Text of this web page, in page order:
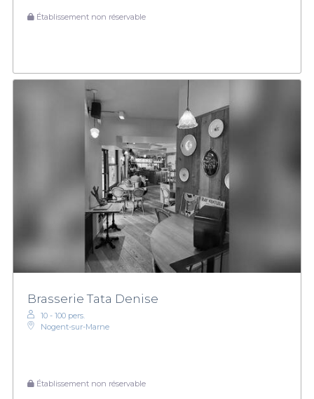
Établissement non réservable
Brasserie Tata Denise
10 - 100 pers.
Nogent-sur-Marne
Établissement non réservable